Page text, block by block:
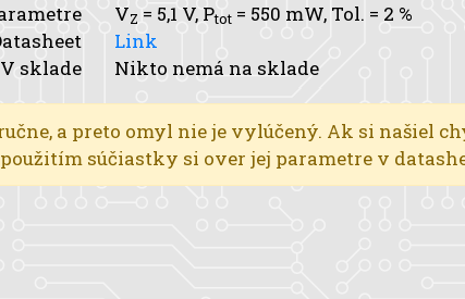
VZ = 5,1 V, Ptot = 550 mW, Tol. = 2 %
Link
V sklade
Nikto nemá na sklade
a preto omyl nie je vylúčený. Ak si našiel
súčiastky si over jej parametre v